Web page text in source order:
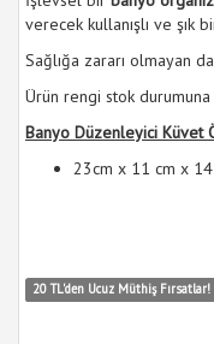
verecek kullanışlı ve şık
Sağlığa zararı olmayan
Ürün rengi stok
Banyo Düzenleyici Küvet
23cm x 11 cm x
20 TL'den Ucuz Müthiş Fırsatlar!